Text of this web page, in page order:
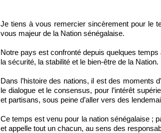
Je tiens à vous remercier sincèrement pour le
vous majeur de la Nation sénégalaise.
Notre pays est confronté depuis quelques
la sécurité, la stabilité et le bien-être de la Nation.
Dans l’histoire des nations, il est des moments
le dialogue et le consensus, pour l’intérêt
et partisans, sous peine d’aller vers des
Ce temps est venu pour la nation sénégalaise ;
et appelle tout un chacun, au sens des